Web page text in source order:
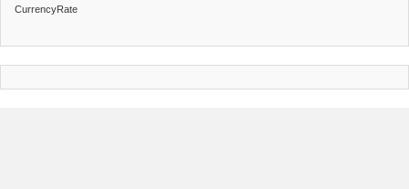
CurrencyRate